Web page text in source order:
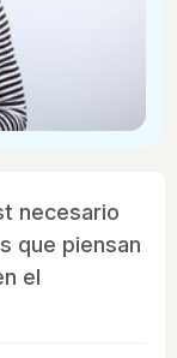
necesario
que piensan
el